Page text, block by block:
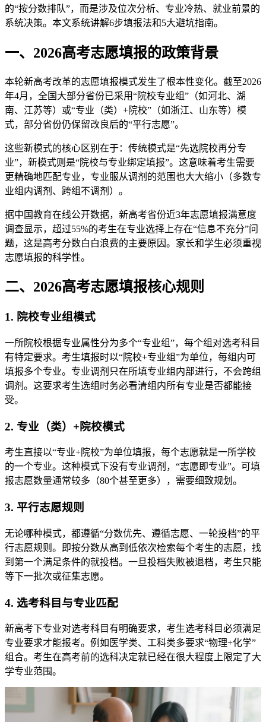
的“按分数排队”，而是涉及位次分析、专业冷热、就业前景的
系统决策。本文系统讲解6步填报法和5大避坑指南。
一、2026高考志愿填报的政策背景
本轮新高考改革的志愿填报模式发生了根本性变化。截至2026
年4月，全国大部分省份已采用“院校专业组”（如河北、湖
南、江苏等）或“专业（类）+院校”（如浙江、山东等）模
式，部分省份仍保留改良后的“平行志愿”。
这些新模式的核心区别在于：传统模式是“先选院校再分专
业”，新模式则是“院校与专业绑定填报”。这意味着考生需要
更精确地匹配专业，专业服从调剂的范围也大大缩小（多数专
业组内调剂、跨组不调剂）。
据中国教育在线公开数据，新高考省份近3年志愿填报满意度
调查显示，超过55%的考生在专业选择上存在“信息不充分”问
题，这是高考分数白白浪费的主要原因。家长和学生必须重视
志愿填报的科学性。
二、2026高考志愿填报核心规则
1. 院校专业组模式
一所院校根据专业属性分为多个“专业组”，每个组对选考科目
有特定要求。考生填报时以“院校+专业组”为单位，每组内可
填报多个专业。专业调剂只在所填专业组内部进行，不会跨组
调剂。这要求考生选组时务必看清组内所有专业是否都能接
受。
2. 专业（类）+院校模式
考生直接以“专业+院校”为单位填报，每个志愿就是一所学校
的一个专业。这种模式下没有专业调剂，“志愿即专业”。可填
报志愿数量通常较多（80个甚至更多），需要细致规划。
3. 平行志愿规则
无论哪种模式，都遵循“分数优先、遵循志愿、一轮投档”的平
行志愿规则。即按分数从高到低依次检索每个考生的志愿，找
到第一个满足条件的就投档。一旦投档失败被退档，考生只能
等下一批次或征集志愿。
4. 选考科目与专业匹配
新高考下专业对选考科目有明确要求，考生选考科目必须满足
专业要求才能报考。例如医学类、工科类多要求“物理+化学”
组合。考生在高考前的选科决定就已经在很大程度上限定了大
学专业范围。